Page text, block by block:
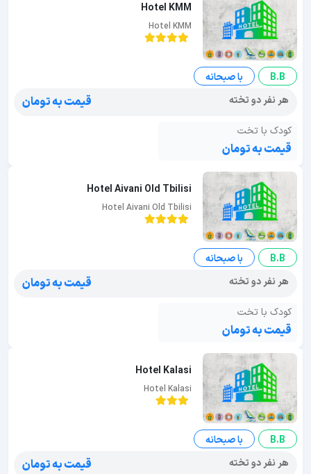
Hotel KMM
Hotel KMM
B.B
با صبحانه
هر نفر دو تخته
قیمت به تومان
کودک با تخت
قیمت به تومان
Hotel Aivani Old Tbilisi
Hotel Aivani Old Tbilisi
B.B
با صبحانه
هر نفر دو تخته
قیمت به تومان
کودک با تخت
قیمت به تومان
Hotel Kalasi
Hotel Kalasi
B.B
با صبحانه
هر نفر دو تخته
قیمت به تومان